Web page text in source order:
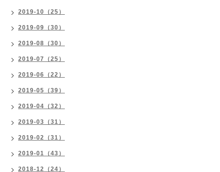
2019-10（25）
2019-09（30）
2019-08（30）
2019-07（25）
2019-06（22）
2019-05（39）
2019-04（32）
2019-03（31）
2019-02（31）
2019-01（43）
2018-12（24）